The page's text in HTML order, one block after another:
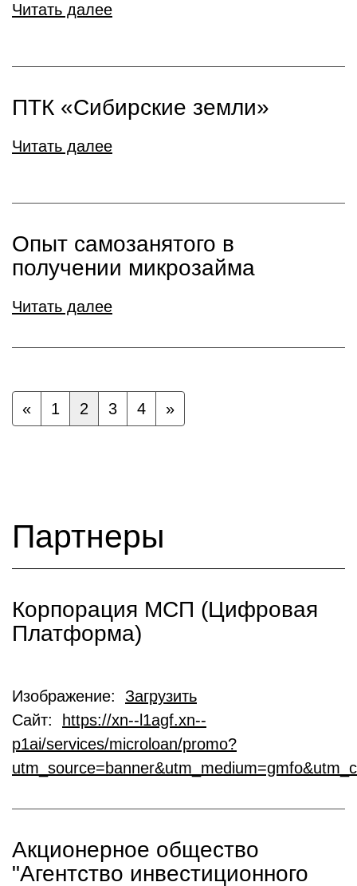
Читать далее
ПТК «Сибирские земли»
Читать далее
Опыт самозанятого в
получении микрозайма
Читать далее
« 1 2 3 4 »
Партнеры
Корпорация МСП (Цифровая
Платформа)
Изображение: Загрузить
Сайт:
https://xn--l1agf.xn--
p1ai/services/microloan/promo?
Акционерное общество
"Агентство инвестиционного